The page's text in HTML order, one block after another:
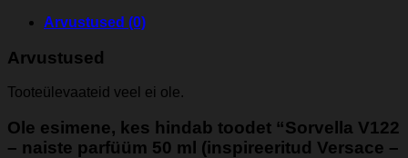
Arvustused (0)
Arvustused
Tooteülevaateid veel ei ole.
Ole esimene, kes hindab toodet “Sorvella V122
– naiste parfüüm 50 ml (inspireeritud Versace –